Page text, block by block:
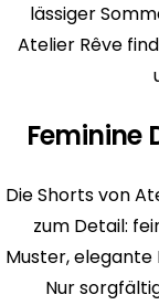
lässiger
Atelier Rêve
Feminine
Die Shorts von
zum Detail:
Muster,
Nur